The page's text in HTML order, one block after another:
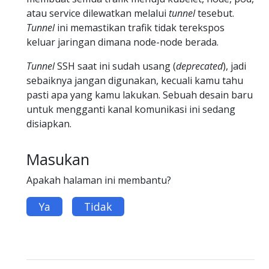
atau service dilewatkan melalui tunneltesebut.
Tunnelini memastikan trafik tidak terekspos
keluar jaringan dimana node-node berada.
TunnelSSH saat ini sudah usang (deprecated), jadi
sebaiknya jangan digunakan, kecuali kamu tahu
pasti apa yang kamu lakukan. Sebuah desain baru
untuk mengganti kanal komunikasi ini sedang
disiapkan.
Masukan
Apakah halaman ini membantu?
Ya Tidak